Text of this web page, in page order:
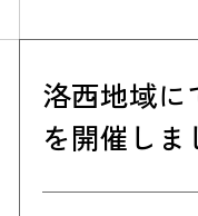
洛西地域に
を開催しま